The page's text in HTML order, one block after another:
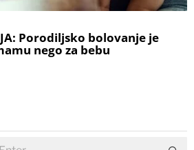
Porodiljsko bolovanje je
nego za bebu